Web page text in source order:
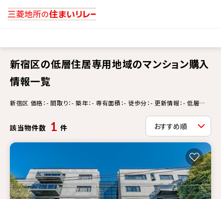
新宿区の低層住居専用地域のマンション購入
情報一覧
新宿区 価格：- 間取り：- 築年：- 専有面積：- 徒歩分：- 更新情報：- 低層住
該当物件数 1 件